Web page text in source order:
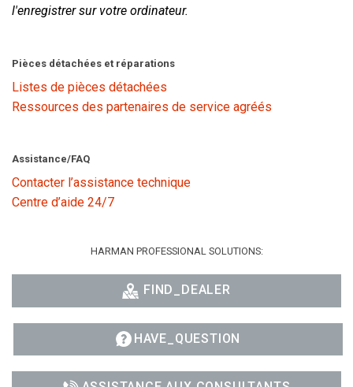
l'enregistrer sur votre ordinateur.
Pièces détachées et réparations
Listes de pièces détachées
Ressources des partenaires de service agréés
Assistance/FAQ
Contacter l’assistance technique
Centre d’aide 24/7
HARMAN PROFESSIONAL SOLUTIONS:
FIND_DEALER
HAVE_QUESTION